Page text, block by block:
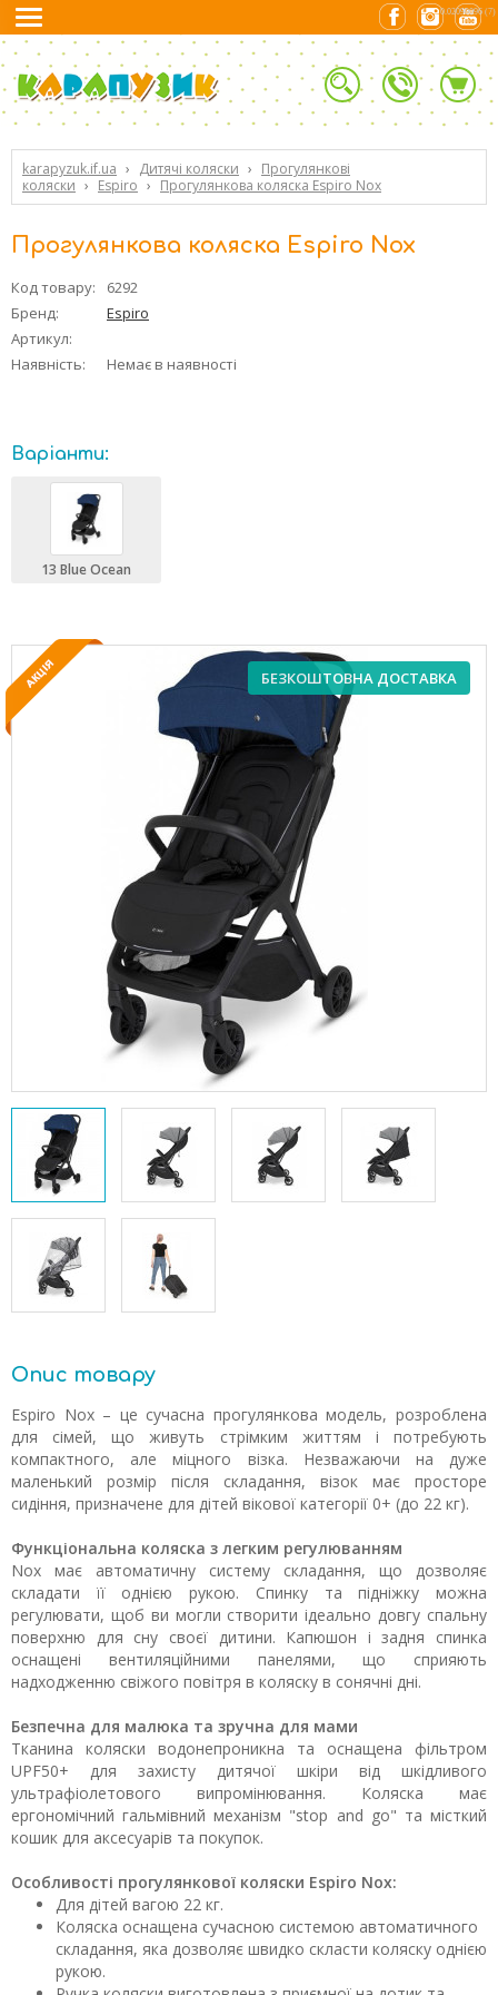
karapyzuk.if.ua › Дитячі коляски › Прогулянкові
коляски › Espiro › Прогулянкова коляска Espiro Nox
Прогулянкова коляска Espiro Nox
Код товару:
6292
Бренд:
Espiro
Артикул:
Наявність:
Немає в наявності
Варіанти:
13 Blue Ocean
БЕЗКОШТОВНА ДОСТАВКА
Опис товару
Espiro Nox – це сучасна прогулянкова модель, розроблена
для сімей, що живуть стрімким життям і потребують
компактного, але міцного візка. Незважаючи на дуже
маленький розмір після складання, візок має просторе
сидіння, призначене для дітей вікової категорії 0+ (до 22 кг).
Функціональна коляска з легким регулюванням
Nox має автоматичну систему складання, що дозволяє
складати її однією рукою. Спинку та підніжку можна
регулювати, щоб ви могли створити ідеально довгу спальну
поверхню для сну своєї дитини. Капюшон і задня спинка
оснащені вентиляційними панелями, що сприяють
надходженню свіжого повітря в коляску в сонячні дні.
Безпечна для малюка та зручна для мами
Тканина коляски водонепроникна та оснащена фільтром
UPF50+ для захисту дитячої шкіри від шкідливого
ультрафіолетового випромінювання. Коляска має
ергономічний гальмівний механізм "stop and go" та місткий
кошик для аксесуарів та покупок.
Особливості прогулянкової коляски Espiro Nox:
Для дітей вагою 22 кг.
Коляска оснащена сучасною системою автоматичного
складання, яка дозволяє швидко скласти коляску однією
рукою.
0.02090096 (7)